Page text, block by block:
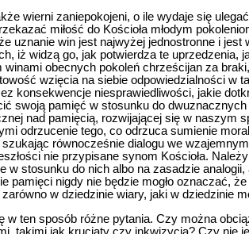
wierni zaniepokojeni, o ile wydaje się
miłość do Kościoła młodym
uznanie win jest najwyżej jednostronne i
iż widzą go, jak potwierdza te uprzedzenia,
winami obecnych pokoleń chrześcijan za
wzięcia na siebie odpowiedzialności w
konsekwencje niesprawiedliwości, jakie
swoją pamięć w stosunku do
nad pamięcią, rozwijającej się w naszym
odrzucenie tego, co odrzuca sumienie
szukając równocześnie dialogu we
nie przypisane synom Kościoła.
w stosunku do nich albo na zasadzie
pamięci nigdy nie będzie mogło oznaczać,
w dziedzinie wiary, jaki w dziedzinie
w ten sposób różne pytania. Czy można
takimi jak krucjaty czy inkwizycja? Czy nie